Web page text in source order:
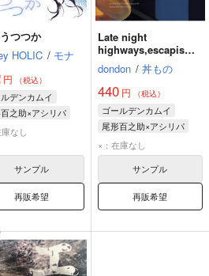
つつか
HOLIC / モナ
円 （税込）
デンカムイ
之助×アシリパ
之助
なし
サンプル
再販希望
Late night
highways,escapism,
or both.
dondon / 丼もの
440円 （税込）
ゴールデンカムイ
尾形百之助×アシリパ
アシリパ
×：在庫なし
サンプル
再販希望